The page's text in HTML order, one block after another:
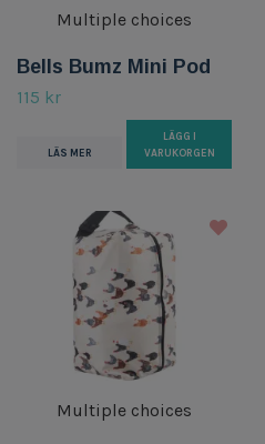
Multiple choices
Bells Bumz Mini Pod
115 kr
LÄS MER
LÄGG I
VARUKORGEN
Multiple choices